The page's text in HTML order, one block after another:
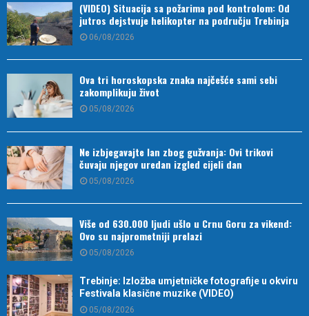
(VIDEO) Situacija sa požarima pod kontrolom: Od
jutros dejstvuje helikopter na području Trebinja
06/08/2026
Ova tri horoskopska znaka najčešće sami sebi
zakomplikuju život
05/08/2026
Ne izbjegavajte lan zbog gužvanja: Ovi trikovi
čuvaju njegov uredan izgled cijeli dan
05/08/2026
Više od 630.000 ljudi ušlo u Crnu Goru za vikend:
Ovo su najprometniji prelazi
05/08/2026
Trebinje: Izložba umjetničke fotografije u okviru
Festivala klasične muzike (VIDEO)
05/08/2026